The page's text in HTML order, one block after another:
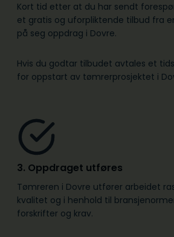
Kort tid etter at du har sendt
et gratis og uforpliktende tilbud fra
på seg oppdrag i Dovre.
Hvis du godtar tilbudet avtales et
for oppstart av tømrerprosjektet i
3. Oppdraget utføres
Tømreren i Dovre utfører arbeidet
kvalitet og i henhold til
forskrifter og krav.